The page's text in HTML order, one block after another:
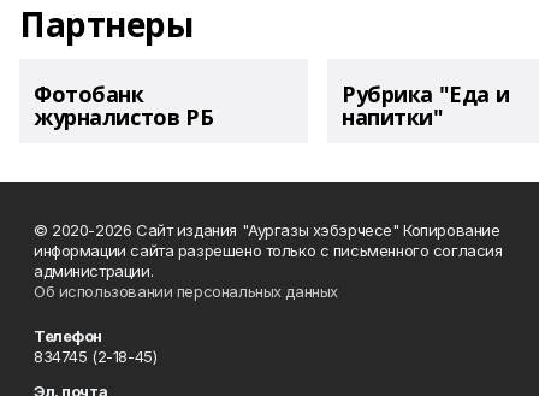
Партнеры
Фотобанк
журналистов РБ
Рубрика "Еда и
напитки"
© 2020-2026 Сайт издания "Аургазы хэбэрчесе" Копирование
информации сайта разрешено только с письменного согласия
администрации.
Об использовании персональных данных
Телефон
834745 (2-18-45)
Эл. почта